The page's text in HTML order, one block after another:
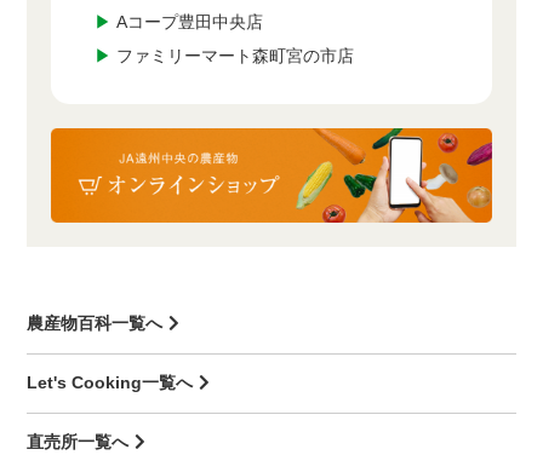
▶ Aコープ豊田中央店
▶ ファミリーマート森町宮の市店
農産物百科一覧へ
Let's Cooking一覧へ
直売所一覧へ